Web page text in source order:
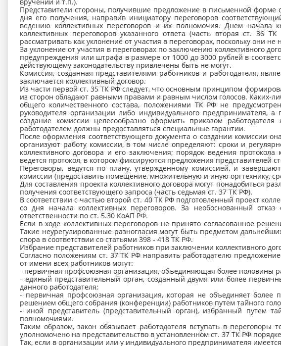
Представители стороны, получившие предложение в письменной форме
дня его получения, направив инициатору переговоров
ведению коллективных переговоров и их полномочия. Днем начала
коллективных переговоров указанного ответа (часть вторая ст.
рассматривать как уклонение от участия в переговорах, поскольку они
За уклонение от участия в переговорах по заключению коллективного
предупреждения или штрафа в размере от 1000 до 3000 рублей в
действующему законодательству привлечены быть не могут.
Комиссия, созданная представителями работников и работодателя,
заключается коллективный договор.
Из части первой ст. 35 ТК РФ следует, что основным принципом
из сторон обладают равными правами и равным числом голосов. Каких-
общего количественного состава, положениями ТК РФ не
руководителя организации либо индивидуального предпринимателя,
создание комиссии целесообразно оформить приказом
работодателем должны предоставляться специальные гарантии.
После оформления соответствующего документа о создании комиссии
организуют работу комиссии, в том числе определяют: сроки и
коллективного договора и его заключения; порядок ведения
ведется протокол, в котором фиксируются предложения представителей
Переговоры, ведутся по плану, утвержденному комиссией, и
комиссии (предоставить помещение, множительную и иную оргтехнику,
Для составления проекта коллективного договора могут понадобиться
получения соответствующего запроса (часть седьмая ст. 37 ТК РФ).
В соответствии с частью второй ст. 40 ТК РФ подготовленный проект
со дня начала коллективных переговоров. За необоснованный
ответственности по ст. 5.30 КоАП РФ.
Если в ходе коллективных переговоров не принято согласованное
Такие неурегулированные разногласия могут быть предметом
спора в соответствии со статьями 398 - 418 ТК РФ.
Избрание представителей работников при заключении коллективного
Согласно положениям ст. 37 ТК РФ направить работодателю
от имени всех работников могут:
- первичная профсоюзная организация, объединяющая более половины
- единый представительный орган, созданный двумя или более
данного работодателя;
- первичная профсоюзная организация, которая не объединяет более
решением общего собрания (конференции) работников путем тайного
- иной представитель (представительный орган), избранный путем
полномочиями.
Таким образом, закон обязывает работодателя вступать в переговоры
уполномочено на представительство в установленном ст. 37 ТК РФ
Так, если в организации или у индивидуального предпринимателя